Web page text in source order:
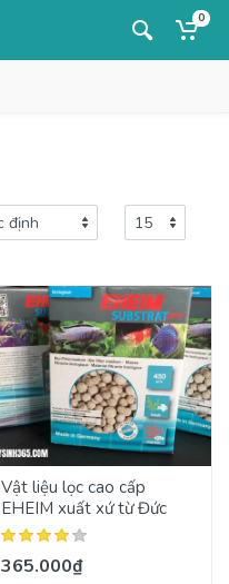
0
Vật liệu lọc cao cấp
EHEIM xuất xứ từ Đức
365.000₫